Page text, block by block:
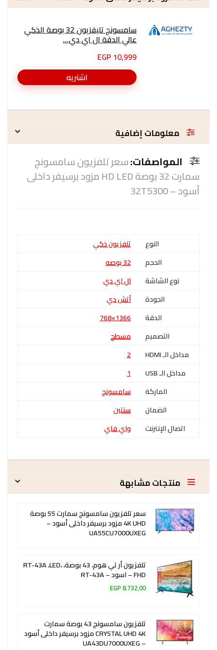
سامسونج تليفزيون 32 بوصة الذكي
عالي الدقة ال اي دي...
10,999 EGP
اشتريه
معلومات إضافية
المواصفات:سعر تلفزيون سامسونج
سمارت 32 بوصة HD LED مزود برسيفر داخلى
أسود – 32T5300
النوع
تلفزيون ذكي
الحجم
32 بوصه
نوع الشاشة
ال اي دي
الجودة
أتش دي
الدقة
1366×768
التصميم
مسطح
مداخل الـ HDMI
2
مداخل الـ USB
1
الماركة
سامسونج
الضمان
سنتين
اتصال الإنترنت
واي فاي
منتجات مشابهة
سعر تلفزيون سامسونج سمارت 55 بوصة
4K UHD مزود برسيفر داخلى أسود –
UA55CU7000UXEG
تلفزيون أر تي هوم، 43 بوصة، RT-43A ،LED،
FHD – اسود – RT-43A
8.732,00 EGP
تلفزيون سامسونج 43 بوصة سمارت
CRYSTAL UHD 4K مزود برسيفر داخلى أسود
– UA43DU7000UXEG